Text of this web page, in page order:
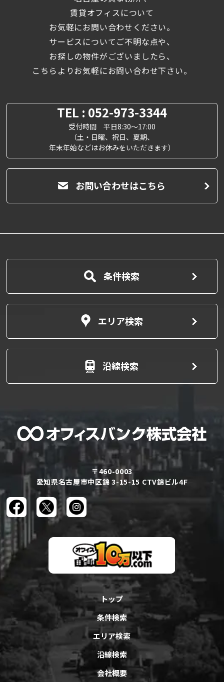
賃貸オフィスについて
お気軽にお問い合わせください。
サービスについてご不明な点や、
お探しの物件がございましたら、
こちらよりお気軽にお問い合わせ下さい。
TEL : 052-973-3344
受付時間 平日8:30～17:00
（土・日曜、祝日、夏期、
年末年始などはお休みをいただきます）
お問い合わせはこちら
条件検索
エリア検索
沿線検索
〒460-0003
愛知県名古屋市中区錦 3-15-15 CTV錦ビル4F
トップ
条件検索
エリア検索
沿線検索
会社概要